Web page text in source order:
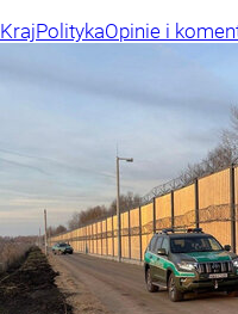
KrajPolitykaOpinie i